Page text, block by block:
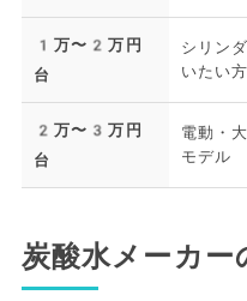
1万〜2万円
台
シリン
いたい
2万〜3万円
台
電動・
モデル
炭酸水メーカー